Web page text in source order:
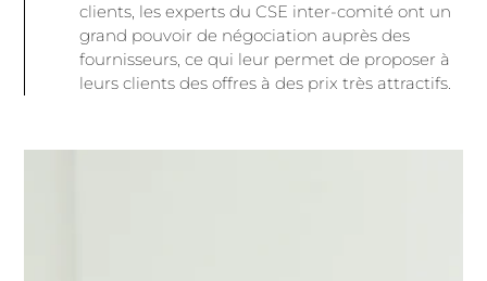
clients, les experts du CSE inter-comité ont un
grand pouvoir de négociation auprès des
fournisseurs, ce qui leur permet de proposer à
leurs clients des offres à des prix très attractifs.